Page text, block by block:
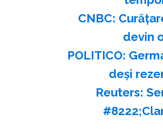
CNBC:
devin
POLITICO:
deşi
Reuters: